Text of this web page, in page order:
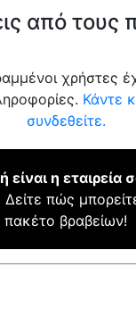
από τους
χρήστες
Κάντε
συνδεθείτε.
είναι η εταιρεία
Δείτε πώς
πακέτο βραβείων!